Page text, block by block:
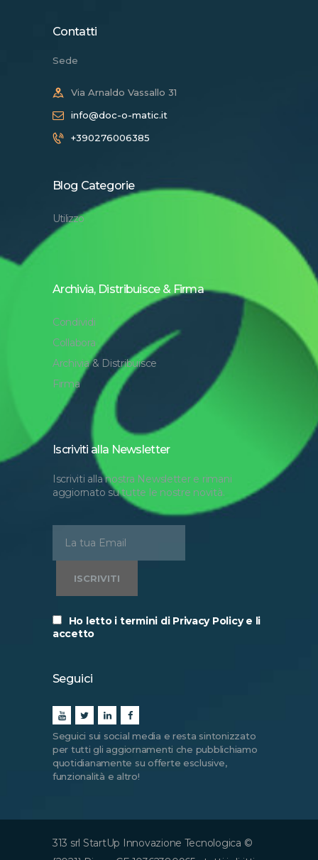
Contatti
Sede
Via Arnaldo Vassallo 31
info@doc-o-matic.it
+390276006385
Blog Categorie
Utilizzo
Archivia, Distribuisce & Firma
Condividi
Collabora
Archivia & Distribuisce
Firma
Iscriviti alla Newsletter
Iscriviti alla nostra Newsletter e rimani
aggiornato su tutte le nostre novità.
Ho letto i termini di Privacy Policy e li
accetto
Seguici
Seguici sui social media e resta sintonizzato
per tutti gli aggiornamenti che pubblichiamo
quotidianamente su offerte esclusive,
funzionalità e altro!
313 srl StartUp Innovazione Tecnologica ©